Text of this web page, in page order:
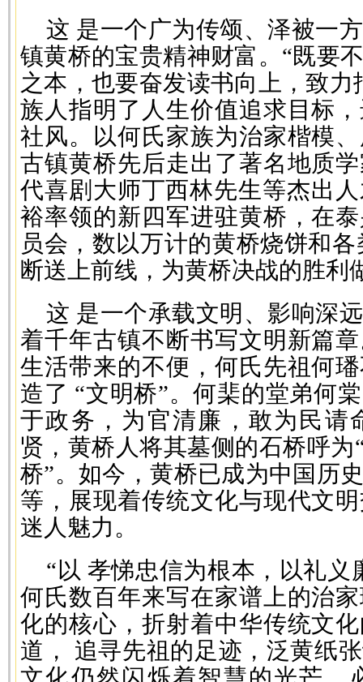
这 是一个广为传颂、泽被一
镇黄桥的宝贵精神财富。“既要
之本，也要奋发读书向上，致
族人指明了人生价值追求目标
社风。以何氏家族为治家楷模
古镇黄桥先后走出了著名地质
代喜剧大师丁西林先生等杰出
裕率领的新四军进驻黄桥，在
员会，数以万计的黄桥烧饼和
断送上前线，为黄桥决战的胜利
这 是一个承载文明、影响深
着千年古镇不断书写文明新篇
生活带来的不便，何氏先祖何
造了 “文明桥”。何棐的堂弟何
于政务，为官清廉，敢为民请
贤，黄桥人将其墓侧的石桥呼为
桥”。如今，黄桥已成为中国历
等，展现着传统文化与现代文
迷人魅力。
“以 孝悌忠信为根本，以礼义
何氏数百年来写在家谱上的治
化的核心，折射着中华传统文
道， 追寻先祖的足迹，泛黄纸